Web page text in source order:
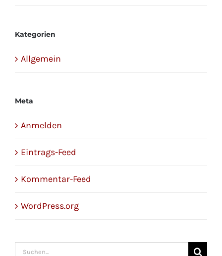
Kategorien
Allgemein
Meta
Anmelden
Eintrags-Feed
Kommentar-Feed
WordPress.org
Suche